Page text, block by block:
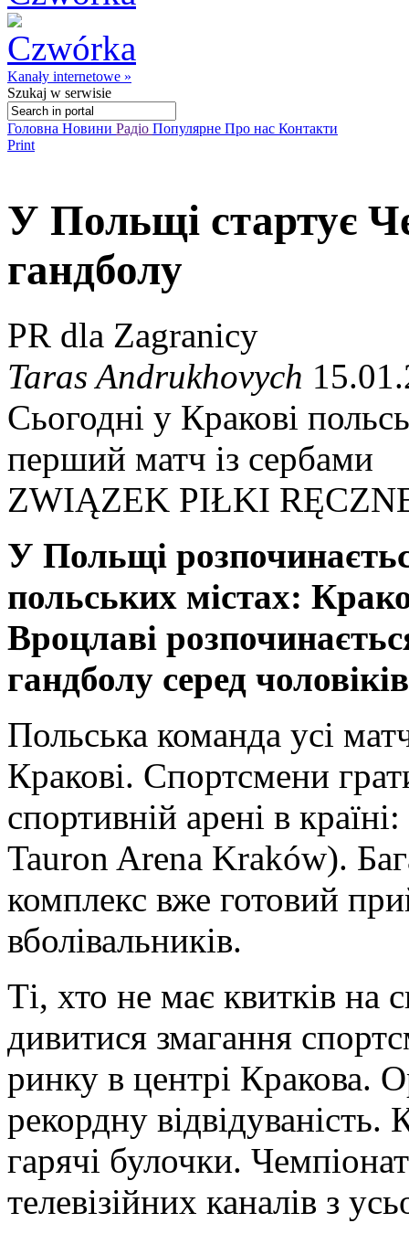
Kanały internetowe »
Szukaj w serwisie
Головна Новини Радіо Популярне Про нас Контакти
Print
У Польщі стартує
гандболу
PR dla Zagranicy
Taras Andrukhovych
Сьогодні у Кракові
перший матч із сербами
ZWIĄZEK PIŁKI
У Польщі
польських містах:
Вроцлаві
гандболу серед
Польська команда усі
Кракові. Спортсмени
спортивній арені в
Tauron Arena Kraków).
комплекс вже готовий
вболівальників.
Ті, хто не має квитків на
дивитися змагання
ринку в центрі Кракова.
рекордну відвідуваність.
гарячі булочки.
телевізійних каналів з